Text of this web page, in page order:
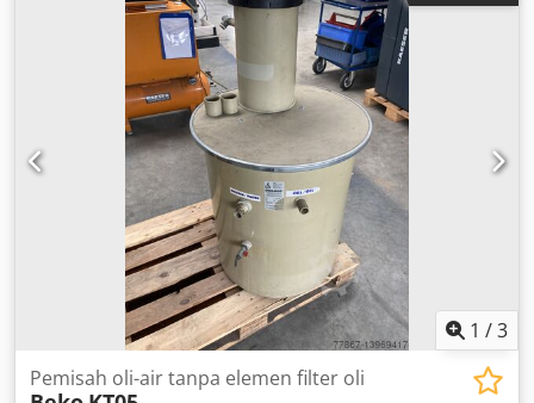
1 /3
Pemisah oli-air tanpa elemen filter oli